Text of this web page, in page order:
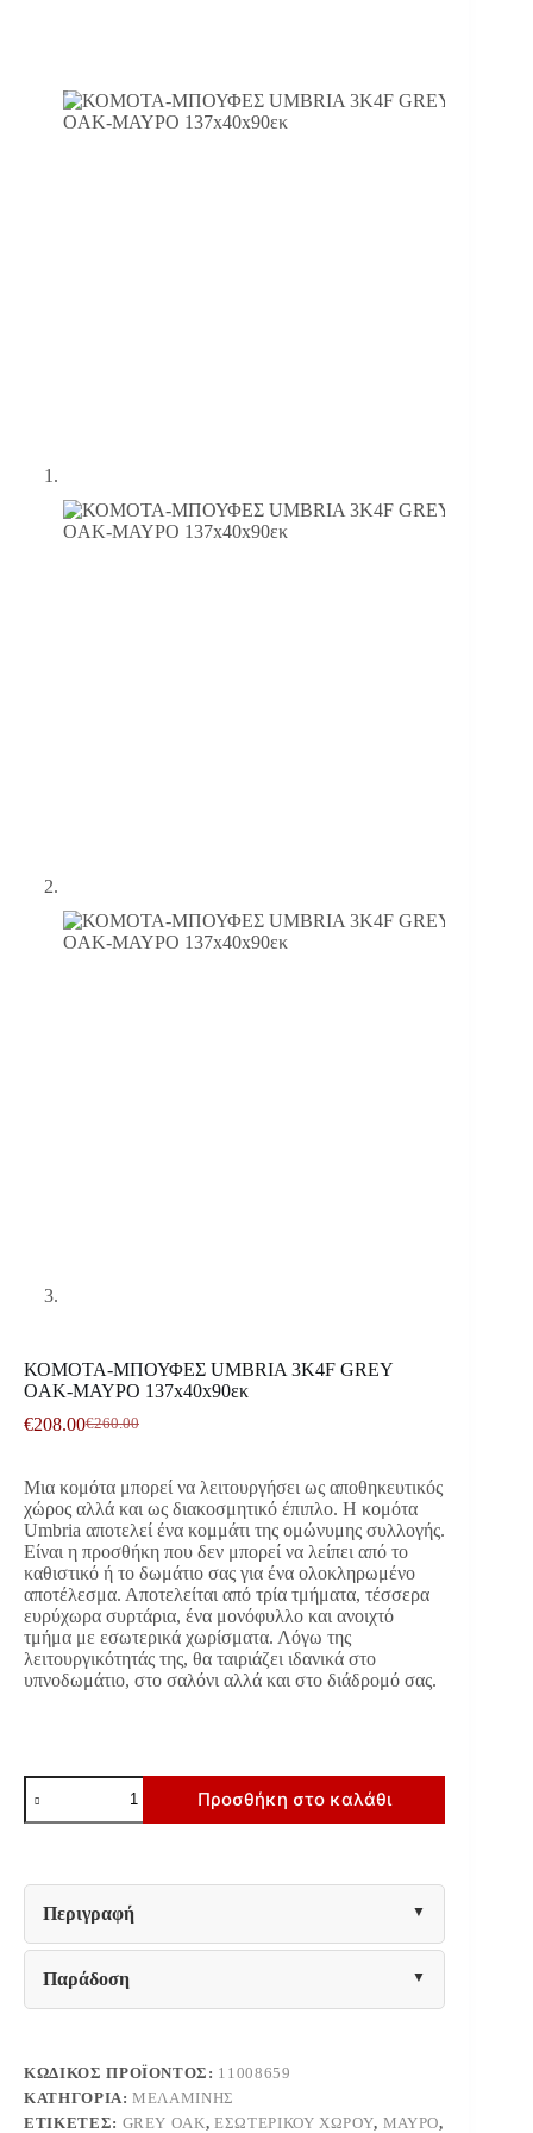
ΚΟΜΟΤΑ-ΜΠΟΥΦΕΣ UMBRIA 3K4F GREY
OAK-ΜΑΥΡΟ 137x40x90εκ
€260.00
Original
was:
€260.00.
€208.00Η
τιμή
είναι:
€208.00.
Μια κομότα μπορεί να λειτουργήσει ως αποθηκευτικός
χώρος αλλά και ως διακοσμητικό έπιπλο. Η κομότα
Umbria αποτελεί ένα κομμάτι της ομώνυμης συλλογής.
Είναι η προσθήκη που δεν μπορεί να λείπει από το
καθιστικό ή το δωμάτιο σας για ένα ολοκληρωμένο
αποτέλεσμα. Αποτελείται από τρία τμήματα, τέσσερα
ευρύχωρα συρτάρια, ένα μονόφυλλο και ανοιχτό
τμήμα με εσωτερικά χωρίσματα. Λόγω της
λειτουργικότητάς της, θα ταιριάζει ιδανικά στο
υπνοδωμάτιο, στο σαλόνι αλλά και στο διάδρομό σας.
ΚΟΜΟΤΑ-
ΜΠΟΥΦΕΣ
UMBRIA
OAK-
ΜΑΥΡΟ
137x40x90εκ
ποσότητα
Προσθήκη στο καλάθι
Περιγραφή
Παράδοση
ΚΩΔΙΚΌΣ ΠΡΟΪΌΝΤΟΣ: 11008659
ΚΑΤΗΓΟΡΊΑ:ΜΕΛΑΜΊΝΗΣ
ΕΤΙΚΈΤΕΣ: GREY OAK,ΕΣΩΤΕΡΙΚΟΎ ΧΏΡΟΥ, ΜΑΎΡΟ,